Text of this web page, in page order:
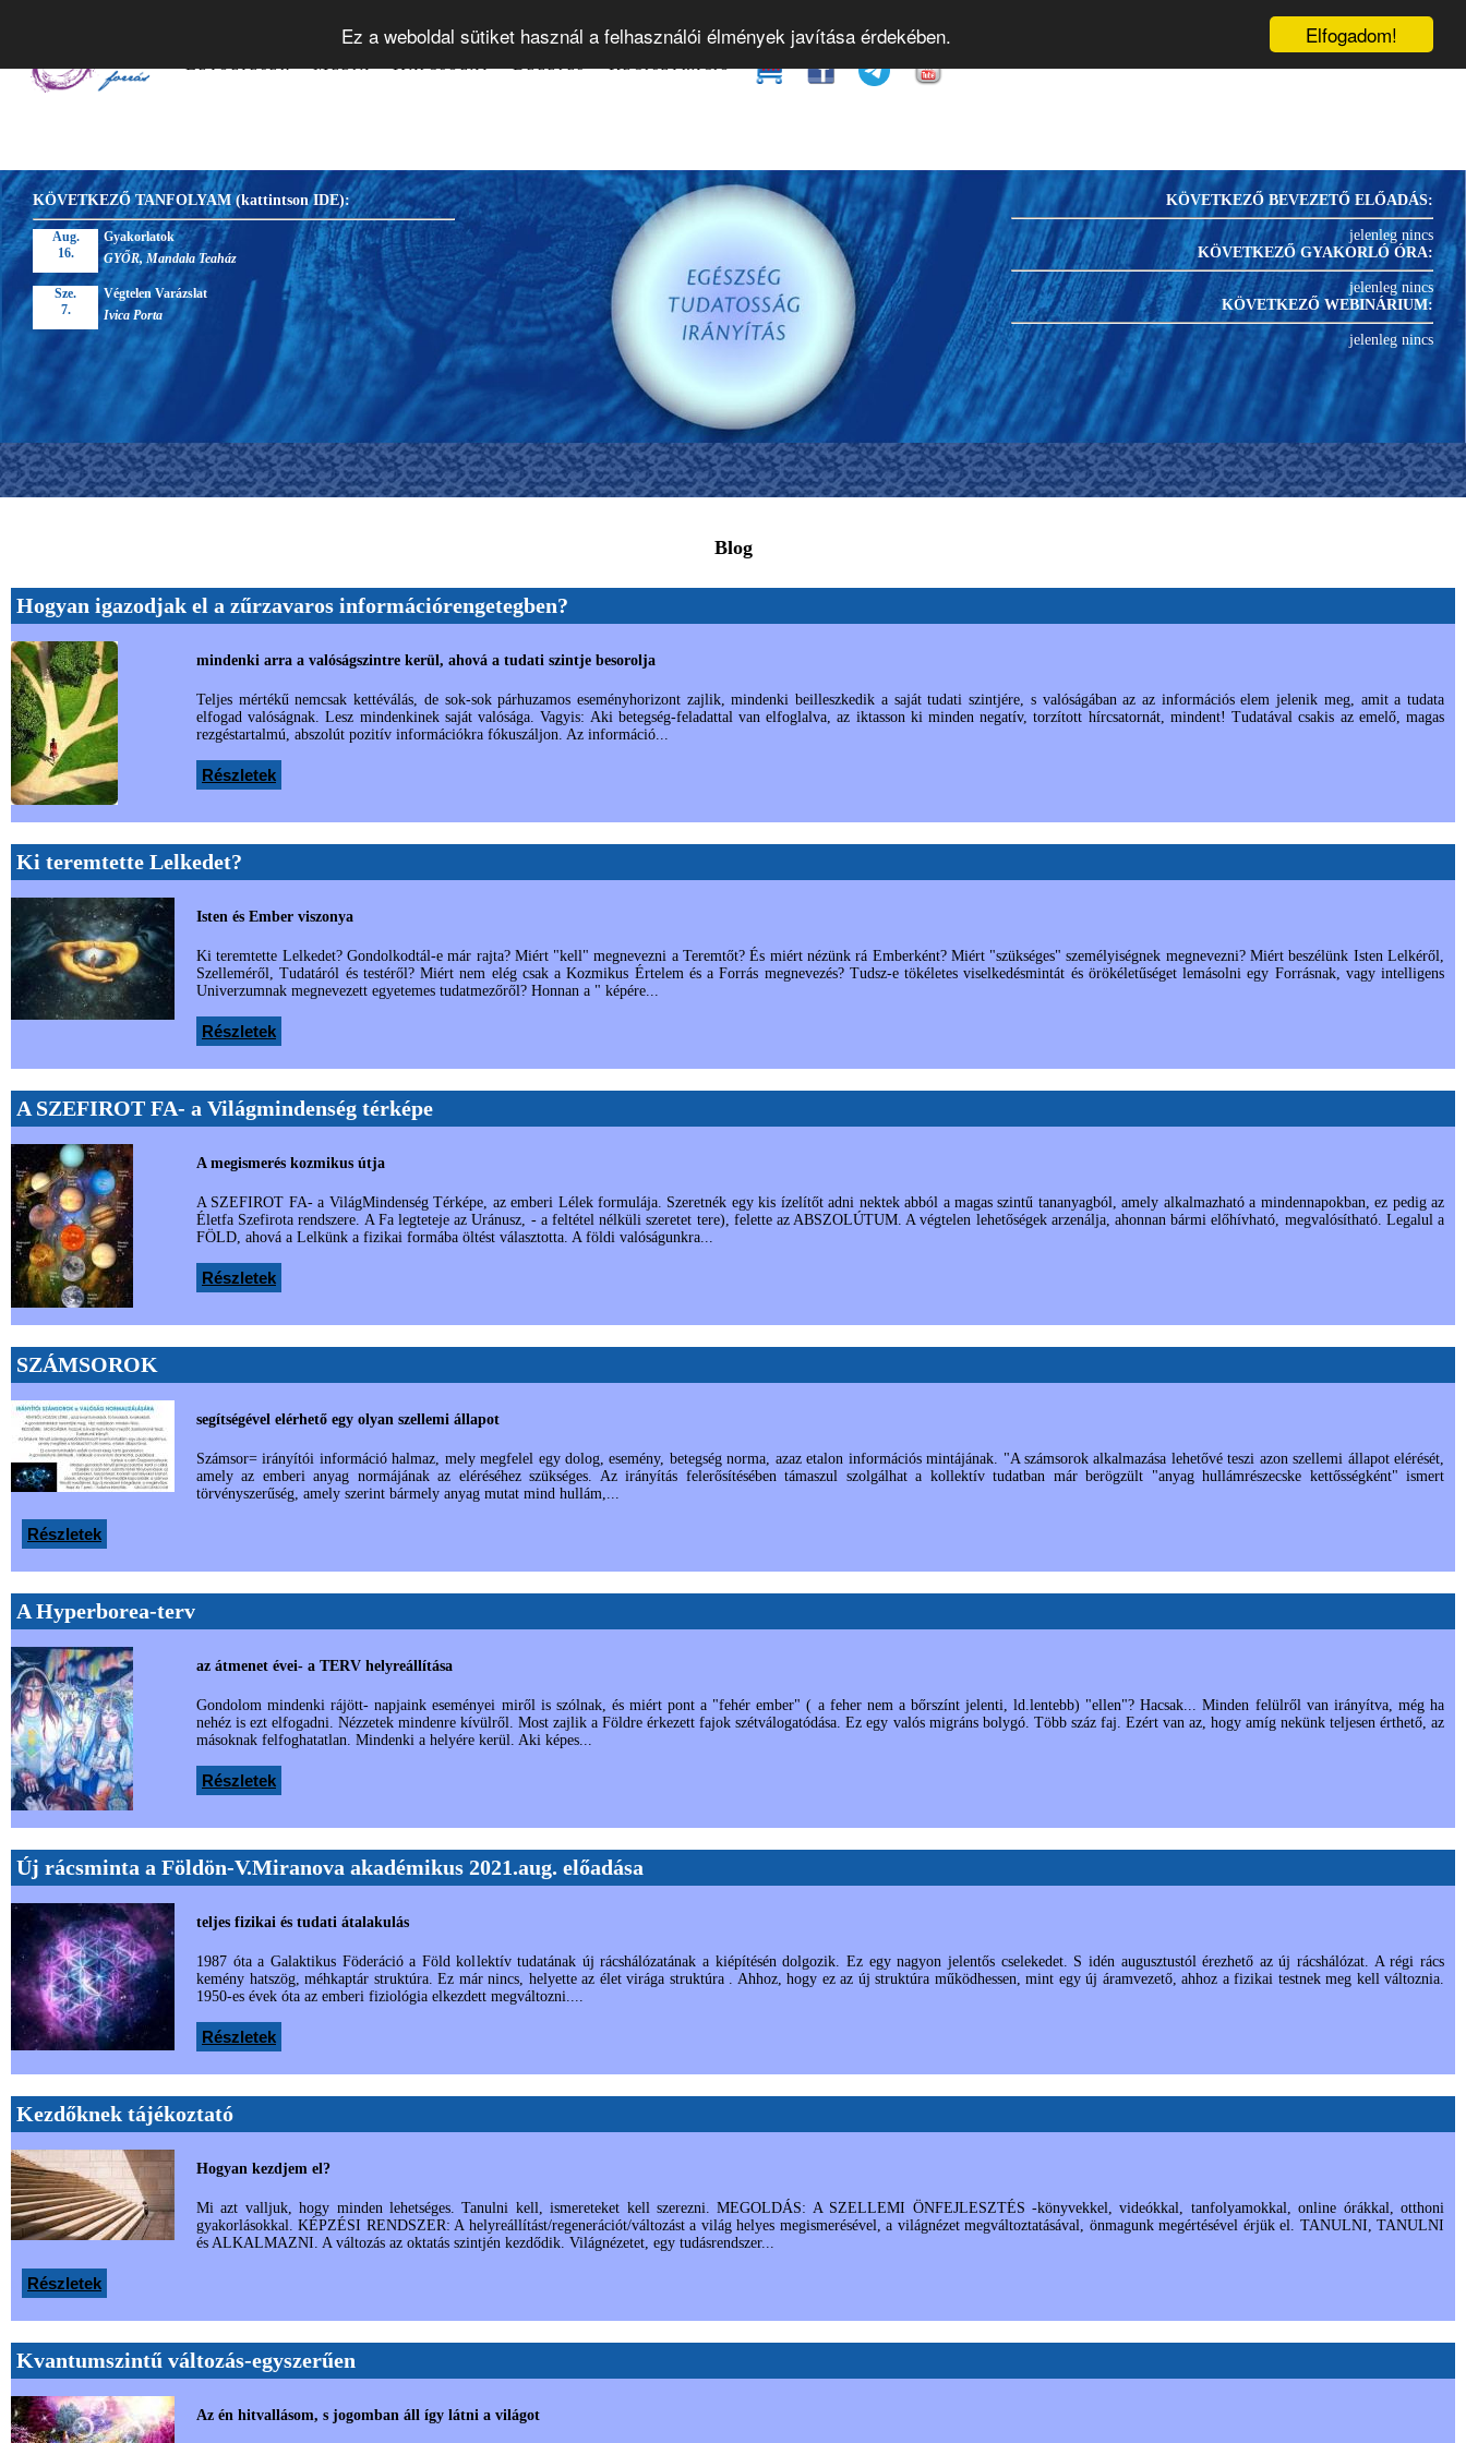
Elfogadom!
Ez a weboldal sütiket használ a felhasználói élmények javítása érdekében. PRK-1U
KÖVETKEZŐ TANFOLYAM (kattintson IDE):
Aug.
16.
Gyakorlatok
GYŐR, Mandala Teaház
Sze.
7.
Végtelen Varázslat
Ivica Porta
KÖVETKEZŐ BEVEZETŐ ELŐADÁS:
jelenleg nincs
KÖVETKEZŐ GYAKORLÓ ÓRA:
jelenleg nincs
KÖVETKEZŐ WEBINÁRIUM:
jelenleg nincs
Blog
Hogyan igazodjak el a zűrzavaros információrengetegben?
mindenki arra a valóságszintre kerül, ahová a tudati szintje besorolja
Teljes mértékű nemcsak kettéválás, de sok-sok párhuzamos eseményhorizont zajlik, mindenki beilleszkedik a saját tudati szintjére, s valóságában az az információs elem jelenik meg, amit a tudata
elfogad valóságnak. Lesz mindenkinek saját valósága. Vagyis: Aki betegség-feladattal van elfoglalva, az iktasson ki minden negatív, torzított hírcsatornát, mindent! Tudatával csakis az emelő, magas
rezgéstartalmú, abszolút pozitív információkra fókuszáljon. Az információ...
Részletek
Ki teremtette Lelkedet?
Isten és Ember viszonya
Ki teremtette Lelkedet? Gondolkodtál-e már rajta? Miért "kell" megnevezni a Teremtőt? És miért nézünk rá Emberként? Miért "szükséges" személyiségnek megnevezni? Miért beszélünk Isten Lelkéről,
Szelleméről, Tudatáról és testéről? Miért nem elég csak a Kozmikus Értelem és a Forrás megnevezés? Tudsz-e tökéletes viselkedésmintát és örökéletűséget lemásolni egy Forrásnak, vagy intelligens
Univerzumnak megnevezett egyetemes tudatmezőről? Honnan a " képére...
Részletek
A SZEFIROT FA- a Világmindenség térképe
A megismerés kozmikus útja
A SZEFIROT FA- a VilágMindenség Térképe, az emberi Lélek formulája. Szeretnék egy kis ízelítőt adni nektek abból a magas szintű tananyagból, amely alkalmazható a mindennapokban, ez pedig az
Életfa Szefirota rendszere. A Fa legteteje az Uránusz, - a feltétel nélküli szeretet tere), felette az ABSZOLÚTUM. A végtelen lehetőségek arzenálja, ahonnan bármi előhívható, megvalósítható. Legalul a
FÖLD, ahová a Lelkünk a fizikai formába öltést választotta. A földi valóságunkra...
Részletek
SZÁMSOROK
segítségével elérhető egy olyan szellemi állapot
Számsor= irányítói információ halmaz, mely megfelel egy dolog, esemény, betegség norma, azaz etalon információs mintájának. "A számsorok alkalmazása lehetővé teszi azon szellemi állapot elérését,
amely az emberi anyag normájának az eléréséhez szükséges. Az irányítás felerősítésében támaszul szolgálhat a kollektív tudatban már berögzült "anyag hullámrészecske kettősségként" ismert
törvényszerűség, amely szerint bármely anyag mutat mind hullám,...
Részletek
A Hyperborea-terv
az átmenet évei- a TERV helyreállítása
Gondolom mindenki rájött- napjaink eseményei miről is szólnak, és miért pont a "fehér ember" ( a feher nem a bőrszínt jelenti, ld.lentebb) "ellen"? Hacsak... Minden felülről van irányítva, még ha
nehéz is ezt elfogadni. Nézzetek mindenre kívülről. Most zajlik a Földre érkezett fajok szétválogatódása. Ez egy valós migráns bolygó. Több száz faj. Ezért van az, hogy amíg nekünk teljesen érthető, az
másoknak felfoghatatlan. Mindenki a helyére kerül. Aki képes...
Részletek
Új rácsminta a Földön-V.Miranova akadémikus 2021.aug. előadása
teljes fizikai és tudati átalakulás
1987 óta a Galaktikus Föderáció a Föld kollektív tudatának új rácshálózatának a kiépítésén dolgozik. Ez egy nagyon jelentős cselekedet. S idén augusztustól érezhető az új rácshálózat. A régi rács
kemény hatszög, méhkaptár struktúra. Ez már nincs, helyette az élet virága struktúra . Ahhoz, hogy ez az új struktúra működhessen, mint egy új áramvezető, ahhoz a fizikai testnek meg kell változnia.
1950-es évek óta az emberi fiziológia elkezdett megváltozni....
Részletek
Kezdőknek tájékoztató
Hogyan kezdjem el?
Mi azt valljuk, hogy minden lehetséges. Tanulni kell, ismereteket kell szerezni. MEGOLDÁS: A SZELLEMI ÖNFEJLESZTÉS -könyvekkel, videókkal, tanfolyamokkal, online órákkal, otthoni
gyakorlásokkal. KÉPZÉSI RENDSZER: A helyreállítást/regenerációt/változást a világ helyes megismerésével, a világnézet megváltoztatásával, önmagunk megértésével érjük el. TANULNI, TANULNI
és ALKALMAZNI. A változás az oktatás szintjén kezdődik. Világnézetet, egy tudásrendszer...
Részletek
Kvantumszintű változás-egyszerűen
Az én hitvallásom, s jogomban áll így látni a világot